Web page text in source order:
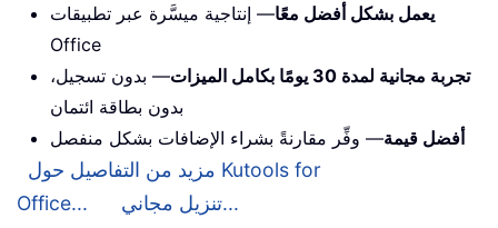
يعمل بشكل أفضل معًا— إنتاجية ميسَّرة عبر تطبيقات
Office
تجربة مجانية لمدة 30 يومًا بكامل الميزات
— بدون تسجيل،
بدون بطاقة ائتمان
أفضل قيمة— وفِّر مقارنةً بشراء الإضافات بشكل منفصل
مزيد من التفاصيل حول Kutools for
Office...
تنزيل مجاني...